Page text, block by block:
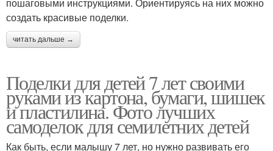
пошаговыми инструкциями. Ориентируясь на них можно
создать красивые поделки.
читать дальше →
Поделки для детей 7 лет своими
руками из картона, бумаги, шишек
и пластилина. Фото лучших
самоделок для семилетних детей
Как быть, если малышу 7 лет, но нужно развивать его